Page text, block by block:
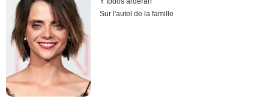
Sur l'autel de la famille